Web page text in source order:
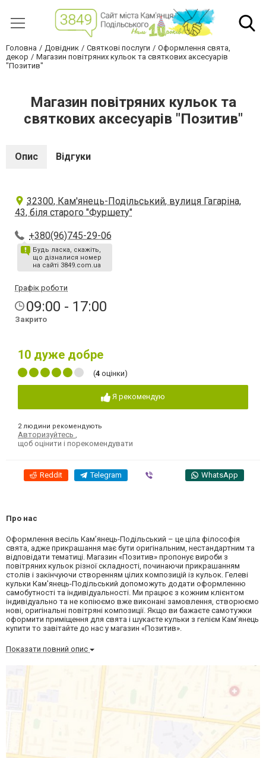
Головна Довідник Святкові послуги
Оформлення свята,
декор
Магазин повітряних кульок та святкових аксесуарів
"Позитив"
Магазин повітряних кульок та
святкових аксесуарів "Позитив"
Опис Відгуки
32300, Кам'янець-Подільський, вулиця Гагаріна,
43, біля старого "Фуршету"
+380(96)745-29-06
Будь ласка, скажіть,
що дізналися номер
на сайті 3849.com.ua
Графік роботи
09:00 - 17:00
Закрито
10 дуже добре
(4 оцінки)
Я рекомендую
2 людини рекомендують
Авторизуйтесь
щоб оцінити і порекомендувати
Reddit Telegram WhatsApp
Про нас
Оформлення весіль Кам’янець-Подільський – це ціла філософія
свята, адже прикрашання має бути оригінальним, нестандартним та
відповідати тематиці. Магазин «Позитив» пропонує вироби з
повітряних кульок різної складності, починаючи прикрашанням
столів і закінчуючи створенням цілих композицій із кульок. Гелеві
кульки Кам'янець-Подільський допоможуть додати оформленню
самобутності та індивідуальності. Ми працює з кожним клієнтом
індивідуально та не копіюємо вже виконані замовлення, створюємо
нові, оригінальні повітряні композиції. Якщо ви бажаєте самотужки
оформити приміщення для свята і шукаєте кульки з гелієм Кам’янець
купити то завітайте до нас у магазин «Позитив».
Показати повний опис